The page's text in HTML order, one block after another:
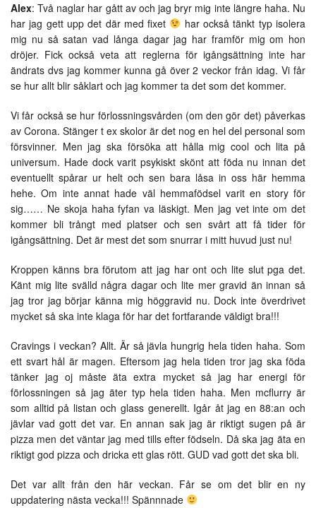
Alex: Två naglar har gått av och jag bryr mig inte längre haha. Nu
har jag gett upp det där med fixet
har också tänkt typ isolera
mig nu så satan vad långa dagar jag har framför mig om hon
dröjer. Fick också veta att reglerna för igångsättning inte har
ändrats dvs jag kommer kunna gå över 2 veckor från idag. Vi får
se hur allt blir såklart och jag kommer ta det som det kommer.
Vi får också se hur förlossningsvården (om den gör det) påverkas
av Corona. Stänger t ex skolor är det nog en hel del personal som
försvinner. Men jag ska försöka att hålla mig cool och lita på
universum. Hade dock varit psykiskt skönt att föda nu innan det
eventuellt spårar ur helt och sen bara låsa in oss här hemma
hehe. Om inte annat hade väl hemmafödsel varit en story för
sig…… Ne skoja haha fyfan va läskigt. Men jag vet inte om det
kommer bli trångt med platser och sen svårt att få tider för
igångsättning. Det är mest det som snurrar i mitt huvud just nu!
Kroppen känns bra förutom att jag har ont och lite slut pga det.
Känt mig lite svälld några dagar och lite mer gravid än innan så
jag tror jag börjar känna mig höggravid nu. Dock inte överdrivet
mycket så ska inte klaga för har det fortfarande väldigt bra!!!
Cravings i veckan? Allt. Är så jävla hungrig hela tiden haha. Som
ett svart hål är magen. Eftersom jag hela tiden tror jag ska föda
tänker jag oj måste äta extra mycket så jag har energi för
förlossningen så jag äter typ hela tiden haha. Men mcflurry är
som alltid på listan och glass generellt. Igår åt jag en 88:an och
jävlar vad gott det var. En annan sak jag är riktigt sugen på är
pizza men det väntar jag med tills efter födseln. Då ska jag äta en
riktigt god pizza och dricka ett glas rött. GUD vad gott det ska bli.
Det var allt från den här veckan. Får se om det blir en ny
uppdatering nästa vecka!!! Spännnade